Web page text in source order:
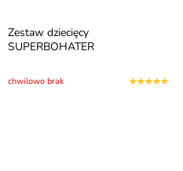
Zestaw dziecięcy
SUPERBOHATER
chwilowo brak